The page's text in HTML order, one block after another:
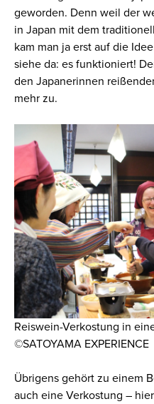
geworden. Denn weil der
in Japan mit dem
kam man ja erst auf die
siehe da: es funktioniert!
den Japanerinnen
mehr zu.
Reiswein-Verkostung in
©SATOYAMA EXPERIENCE
Übrigens gehört zu einem
auch eine Verkostung –